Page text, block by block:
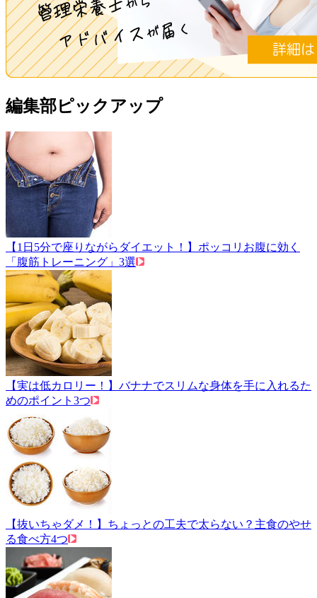
編集部ピックアップ
【1日5分で座りながらダイエット！】ポッコリお腹に効く
「腹筋トレーニング」3選
【実は低カロリー！】バナナでスリムな身体を手に入れるた
めのポイント3つ
【抜いちゃダメ！】ちょっとの工夫で太らない？主食のやせ
る食べ方4つ